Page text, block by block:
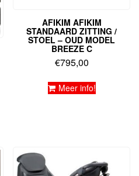
AFIKIM AFIKIM
STANDAARD ZITTING /
STOEL – OUD MODEL
BREEZE C
€795,00
Meer info!